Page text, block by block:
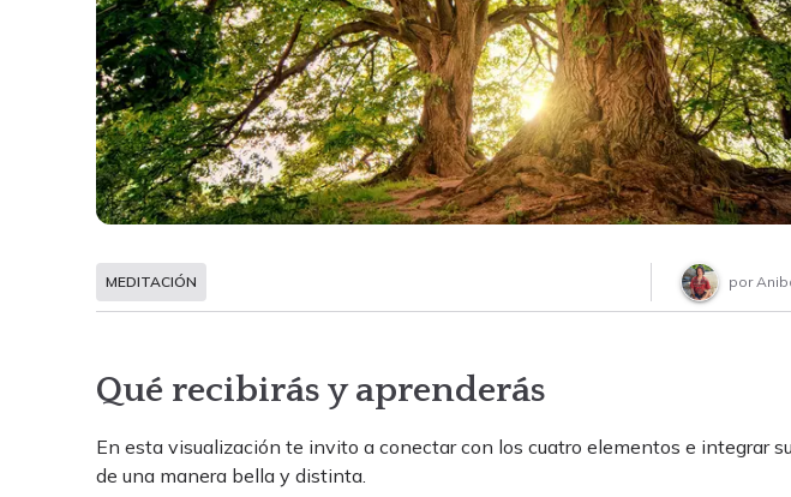
por
MEDITACIÓN
Qué recibirás y aprenderás
En esta visualización te invito a conectar con los cuatro elementos e integrar
de una manera bella y distinta.